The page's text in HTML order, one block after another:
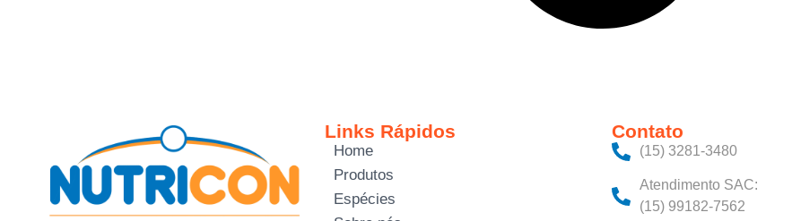
Links Rápidos
Home
Produtos
Espécies
Contato
(15) 3281-3480‬
Atendimento SAC:
(15) 99182-7562